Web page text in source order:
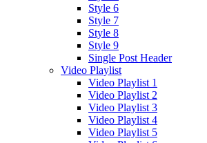
Style 6
Style 7
Style 8
Style 9
Single Post Header
Video Playlist
Video Playlist 1
Video Playlist 2
Video Playlist 3
Video Playlist 4
Video Playlist 5